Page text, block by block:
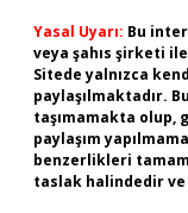
Yasal Uyarı: Bu
veya şahıs şirketi
Sitede yalnızca
paylaşılmaktadır.
taşımamakta olup,
paylaşım
benzerlikleri
taslak halindedir